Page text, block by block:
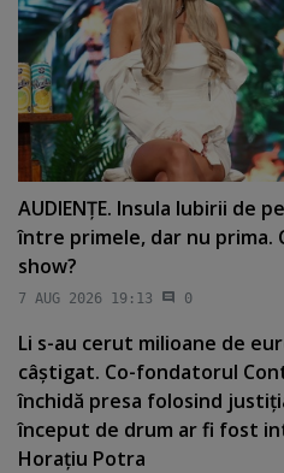
AUDIENŢE. Insula Iubirii de
între primele, dar nu prima.
show?
7 AUG 2026 19:13 0
Li s-au cerut milioane de
câştigat. Co-fondatorul
închidă presa folosind
început de drum ar fi fost
Horaţiu Potra